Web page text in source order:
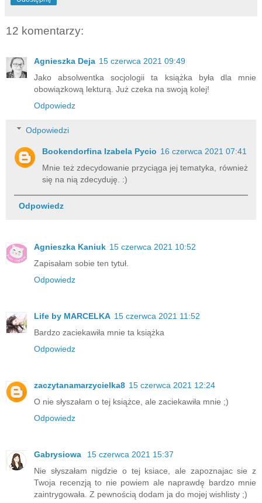
12 komentarzy:
Agnieszka Deja 15 czerwca 2021 09:49
Jako absolwentka socjologii ta książka była dla mnie
obowiązkową lekturą. Już czeka na swoją kolej!
Odpowiedz
Odpowiedzi
Bookendorfina Izabela Pycio 16 czerwca 2021 07:41
Mnie też zdecydowanie przyciąga jej tematyka, również
się na nią zdecyduję. :)
Odpowiedz
Agnieszka Kaniuk 15 czerwca 2021 10:52
Zapisałam sobie ten tytuł.
Odpowiedz
Life by MARCELKA 15 czerwca 2021 11:52
Bardzo zaciekawiła mnie ta książka
Odpowiedz
zaczytanamarzycielka8 15 czerwca 2021 12:24
O nie słyszałam o tej książce, ale zaciekawiła mnie ;)
Odpowiedz
Gabrysiowa
15 czerwca 2021 15:37
Nie słyszałam nigdzie o tej ksiace, ale zapoznajac sie z
Twoja recenzją to nie powiem ale naprawdę bardzo mnie
zaintrygowała. Z pewnością dodam ja do mojej wishlisty ;)